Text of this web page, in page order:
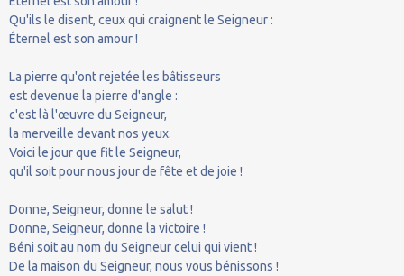
Qu'ils le disent, ceux qui craignent le Seigneur :
Éternel est son amour !
La pierre qu'ont rejetée les bâtisseurs
est devenue la pierre d'angle :
c'est là l'œuvre du Seigneur,
la merveille devant nos yeux.
Voici le jour que fit le Seigneur,
qu'il soit pour nous jour de fête et de joie !
Donne, Seigneur, donne le salut !
Donne, Seigneur, donne la victoire !
Béni soit au nom du Seigneur celui qui vient !
De la maison du Seigneur, nous vous bénissons !